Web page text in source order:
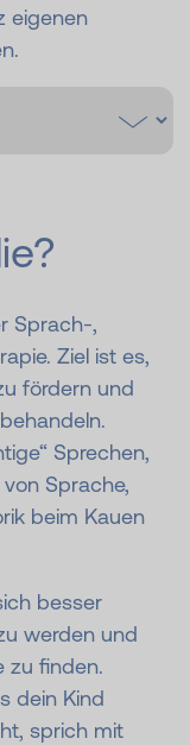
eigenen
Sprach-,
Ziel ist es,
fördern und
Sprechen,
Sprache,
beim Kauen
besser
werden und
zu finden.
dein Kind
sprich mit